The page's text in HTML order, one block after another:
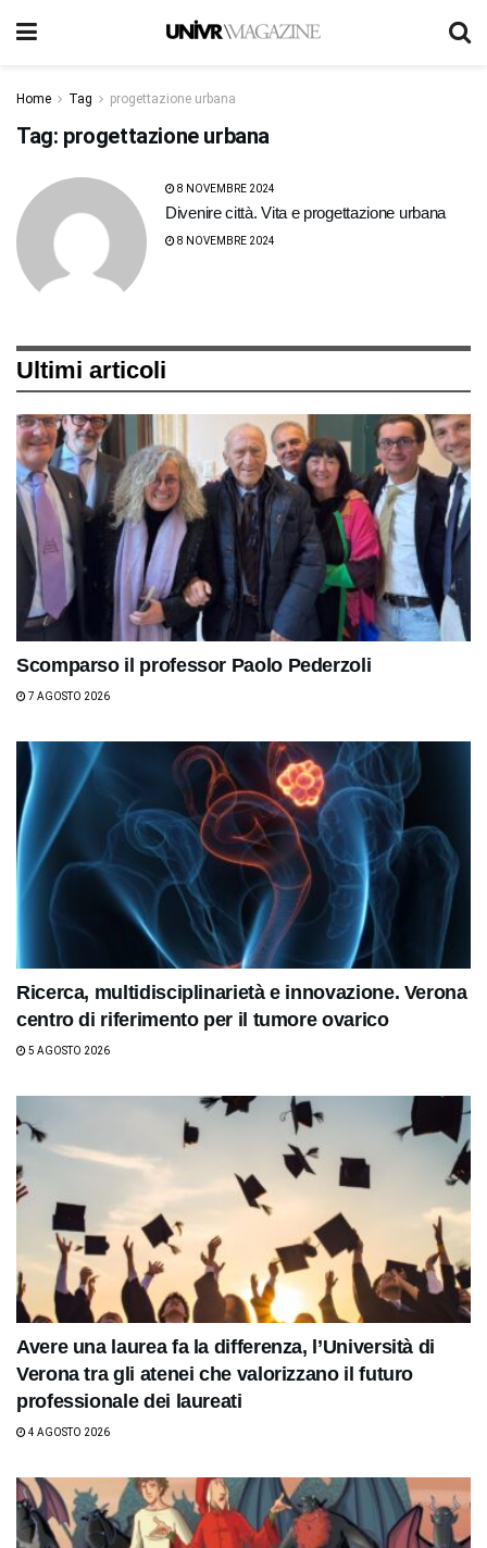
Home Tag progettazione urbana
Tag: progettazione urbana
8 NOVEMBRE 2024
Divenire città. Vita e progettazione urbana
8 NOVEMBRE 2024
Ultimi articoli
Scomparso il professor Paolo Pederzoli
7 AGOSTO 2026
Ricerca, multidisciplinarietà e innovazione. Verona
centro di riferimento per il tumore ovarico
5 AGOSTO 2026
Avere una laurea fa la differenza, l’Università di
Verona tra gli atenei che valorizzano il futuro
professionale dei laureati
4 AGOSTO 2026